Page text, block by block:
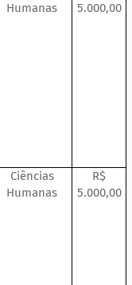
Humanas
5.000,00
Ciências
Humanas
R$
5.000,00